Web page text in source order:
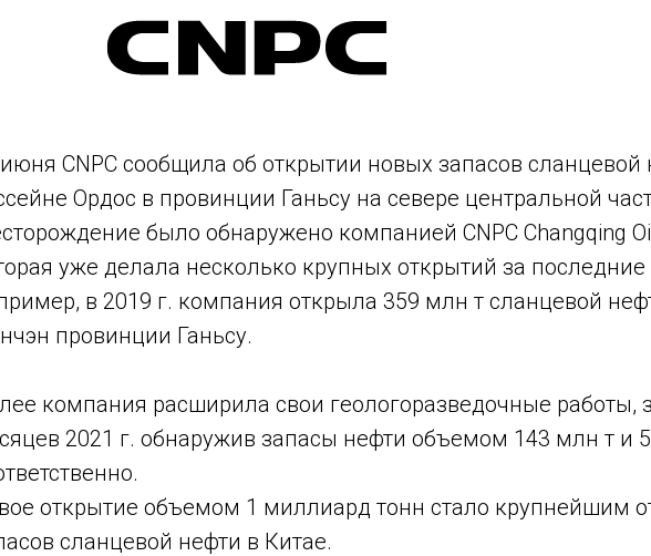
CNPC сообщила об открытии новых запасов сланцевой
Ордос в провинции Ганьсу на севере центральной
было обнаружено компанией CNPC Changqing
уже делала несколько крупных открытий за последние
в 2019 г. компания открыла 359 млн т сланцевой
провинции Ганьсу.
компания расширила свои геологоразведочные работы,
2021 г. обнаружив запасы нефти объемом 143 млн т и
открытие объемом 1 миллиард тонн стало крупнейшим
сланцевой нефти в Китае.